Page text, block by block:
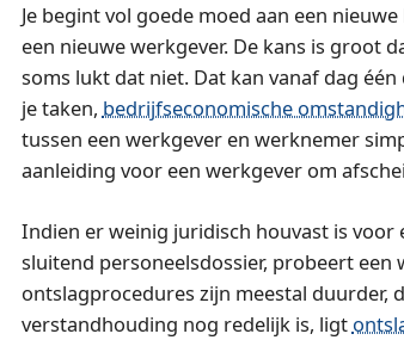
Je begint vol goede moed aan een
een nieuwe werkgever. De kans is groot
soms lukt dat niet. Dat kan vanaf dag
je taken, bedrijfseconomische
tussen een werkgever en werknemer
aanleiding voor een werkgever om
Indien er weinig juridisch houvast is
sluitend personeelsdossier, probeert een
ontslagprocedures zijn meestal duurder,
verstandhouding nog redelijk is, ligt